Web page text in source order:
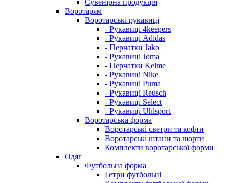
Сувенірна продукція
Воротарям
Воротарські рукавиці
- Рукавиці 4keepers
- Рукавиці Adidas
- Перчатки Jako
- Рукавиці Joma
- Перчатки Kelme
- Рукавиці Nike
- Рукавиці Puma
- Рукавиці Reusch
- Рукавиці Select
- Рукавиці Uhlsport
Воротарська форма
Воротарські светри та кофти
Воротарські штани та шорти
Комплекти воротарської форми
Одяг
Футбольна форма
Гетри футбольні